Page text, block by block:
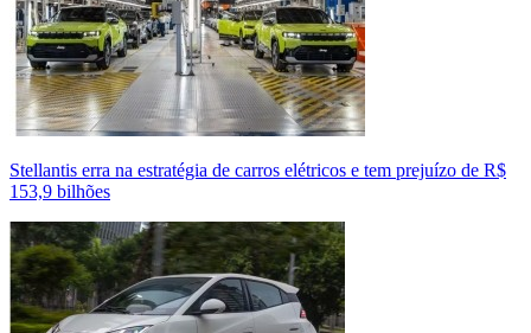
Stellantis erra na estratégia de carros elétricos e tem prejuízo de R$
153,9 bilhões